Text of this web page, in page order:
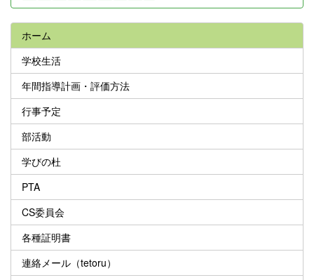
ホーム
学校生活
年間指導計画・評価方法
行事予定
部活動
学びの杜
PTA
CS委員会
各種証明書
連絡メール（tetoru）